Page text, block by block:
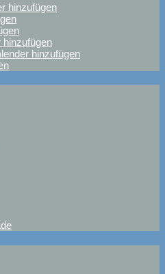
hinzufügen
hinzufügen
hinzufügen